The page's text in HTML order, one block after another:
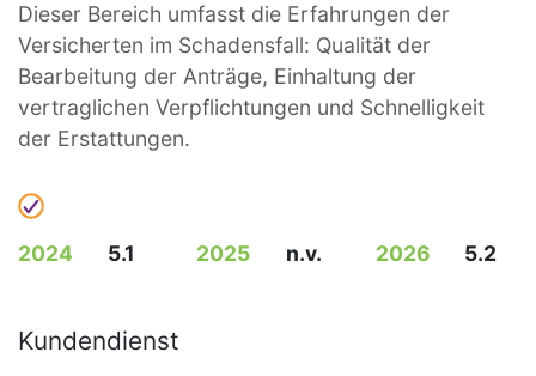
Dieser Bereich umfasst die Erfahrungen der
Versicherten im Schadensfall: Qualität der
Bearbeitung der Anträge, Einhaltung der
vertraglichen Verpflichtungen und Schnelligkeit
der Erstattungen.
2024 5.1 2025 n.v. 2026 5.2
Kundendienst